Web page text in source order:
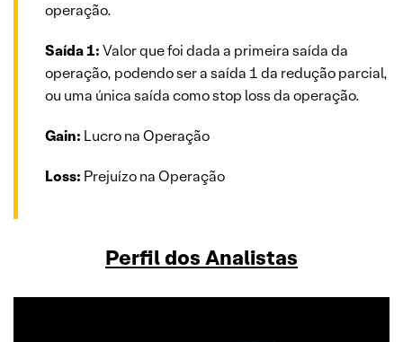
operação.
Saída 1:Valor que foi dada a primeira saída da
operação, podendo ser a saída 1 da redução parcial,
ou uma única saída como stop loss da operação.
Gain: Lucro na Operação
Loss: Prejuízo na Operação
Perfil dos Analistas